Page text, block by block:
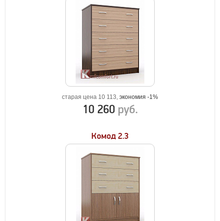
старая цена 10 113, экономия -1%
10 260 руб.
Комод 2.3